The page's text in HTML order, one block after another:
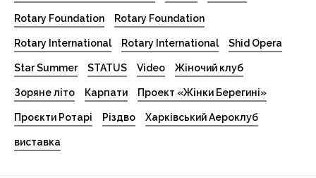
Rotary Foundation Rotary Foundation
Rotary International Rotary International Shid Opera
Star Summer STATUS Video Жіночий клуб
Зоряне літо Карпати Проект «Жінки Берегині»
Проєкти Ротарі Різдво Харківський Аероклуб
виставка